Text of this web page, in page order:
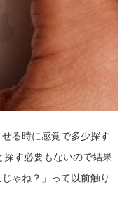
る時に感覚で多少探す
す必要もないので結果
ゃね？」って以前触り